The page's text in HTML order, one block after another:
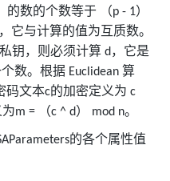
的数的个数等于 （p - 1）
，它与计算的值为互质数。
钥，则必须计算 d，它是
数。根据 Euclidean 算
码文本c的加密定义为 c
m = （c ^ d） mod n。
的各个属性值